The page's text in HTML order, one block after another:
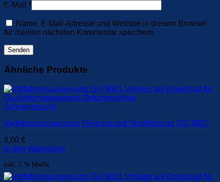
E-Mail *
Name, E-Mail-Adresse und Website in diesem Browser
für meinen nächsten Kommentar speichern.
Ähnliche Produkte
Schnellansicht
Verfahrensanweisung Führung und Verpflichtung ISO 9001
8,00 €
In den Warenkorb
inkl. 7 % MwSt.